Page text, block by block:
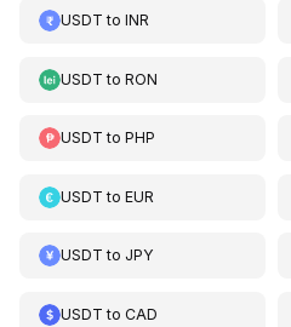
USDT to INR
USDT to RON
USDT to PHP
USDT to EUR
USDT to JPY
USDT to CAD